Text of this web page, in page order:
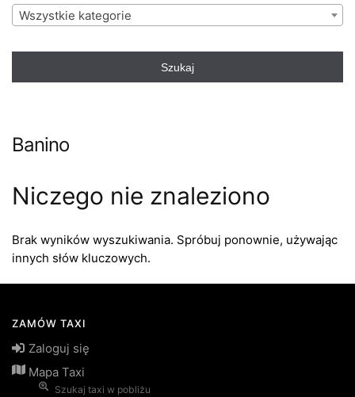
Wszystkie kategorie
Szukaj
Banino
Niczego nie znaleziono
Brak wyników wyszukiwania. Spróbuj ponownie, używając
innych słów kluczowych.
ZAMÓW TAXI
Zaloguj się
Mapa Taxi
Szukaj taxi w pobliżu